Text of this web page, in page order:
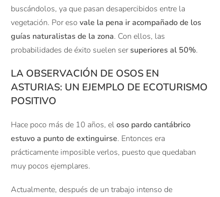
buscándolos, ya que pasan desapercibidos entre la
vegetación. Por esovale la pena ir acompañado de los
guías naturalistas de la zona. Con ellos, las
probabilidades de éxito suelen sersuperiores al 50%.
LA OBSERVACIÓN DE OSOS EN
ASTURIAS: UN EJEMPLO DE ECOTURISMO
POSITIVO
Hace poco más de 10 años, eloso pardo cantábrico
estuvo a punto de extinguirse. Entonces era
prácticamente imposible verlos, puesto que quedaban
muy pocos ejemplares.
Actualmente, después de un trabajo intenso de